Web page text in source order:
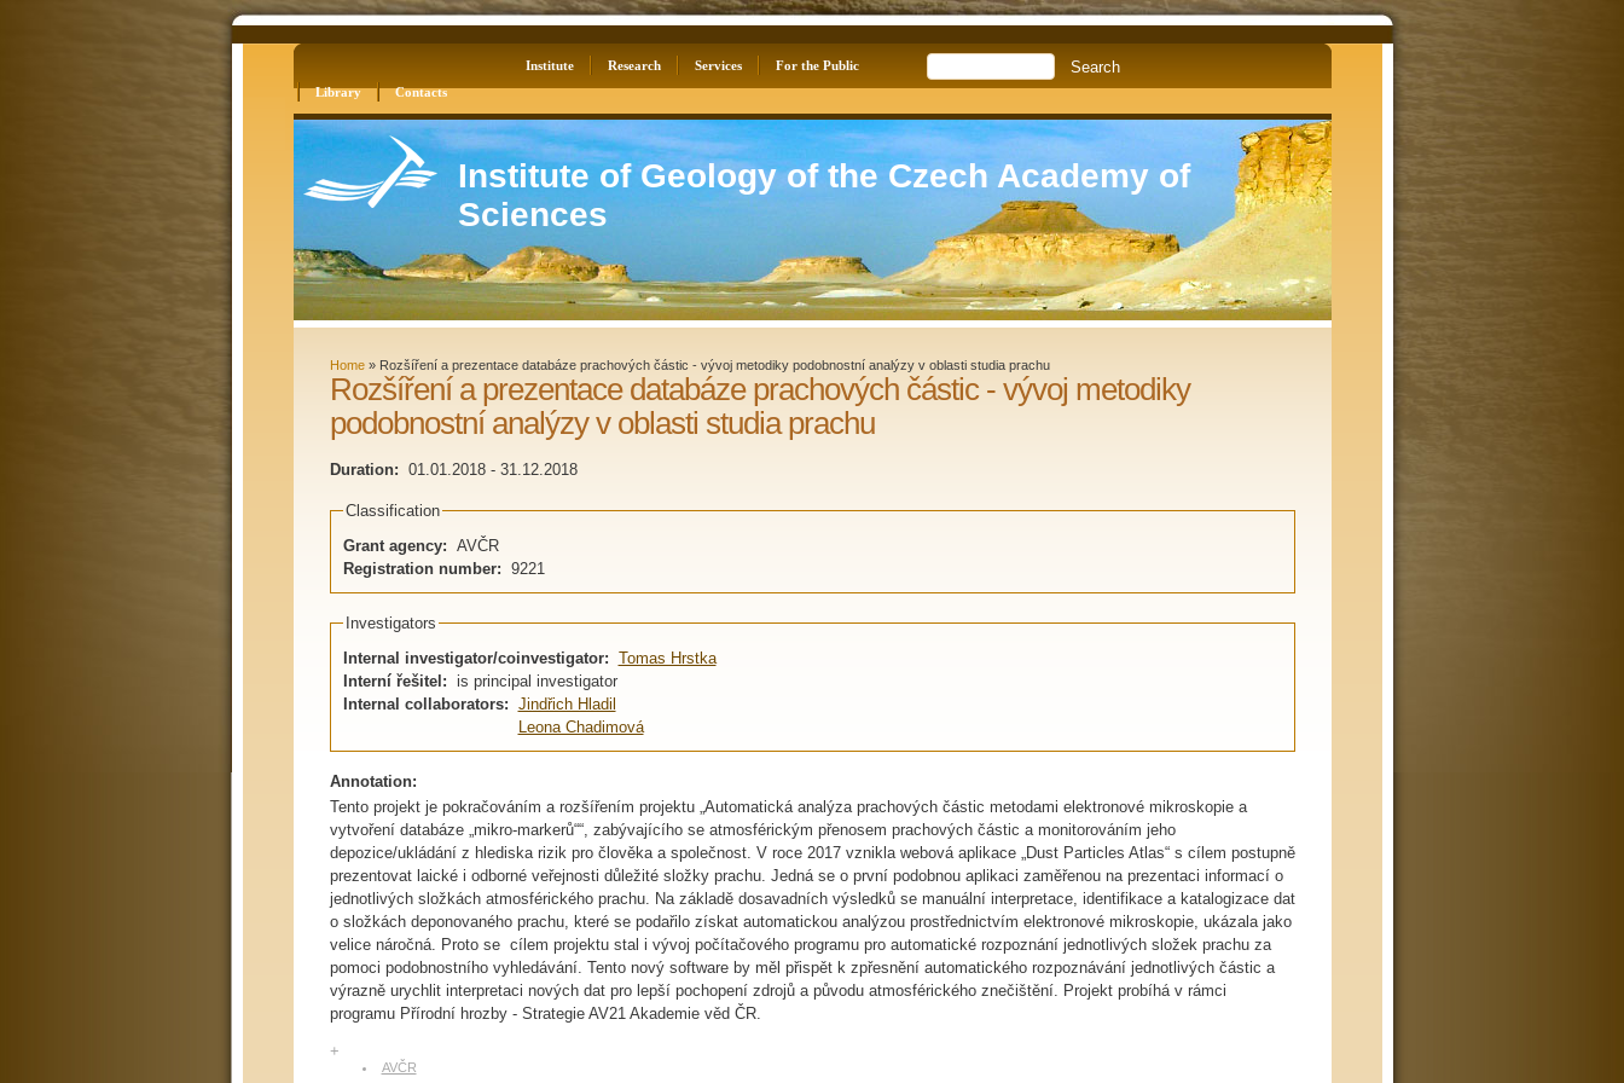
Institute Research Services
For the Public
Library
Contacts
Institute of Geology of the Czech Academy of
Sciences
Home» Rozšíření a prezentace databáze prachových částic - vývoj metodiky podobnostní analýzy v oblasti studia prachu
Rozšíření a prezentace databáze prachových částic - vývoj metodiky
podobnostní analýzy v oblasti studia prachu
Duration: 01.01.2018- 31.12.2018
Classification
Grant agency: AVČR
Registration number: 9221
Investigators
Internal investigator/coinvestigator: Tomas Hrstka
Interní řešitel: is principal investigator
Internal collaborators: Jindřich Hladil
Leona Chadimová
Annotation:
Tento projekt je pokračováním a rozšířením projektu „Automatická analýza prachových částic metodami elektronové mikroskopie a
vytvoření databáze „mikro-markerů““, zabývajícího se atmosférickým přenosem prachových částic a monitorováním jeho
depozice/ukládání z hlediska rizik pro člověka a společnost. V roce 2017 vznikla webová aplikace „Dust Particles Atlas“ s cílem postupně
prezentovat laické i odborné veřejnosti důležité složky prachu. Jedná se o první podobnou aplikaci zaměřenou na prezentaci informací o
jednotlivých složkách atmosférického prachu. Na základě dosavadních výsledků se manuální interpretace, identifikace a katalogizace dat
o složkách deponovaného prachu, které se podařilo získat automatickou analýzou prostřednictvím elektronové mikroskopie, ukázala jako
velice náročná. Proto se cílem projektu stal i vývoj počítačového programu pro automatické rozpoznání jednotlivých složek prachu za
pomoci podobnostního vyhledávání. Tento nový software by měl přispět k zpřesnění automatického rozpoznávání jednotlivých částic a
výrazně urychlit interpretaci nových dat pro lepší pochopení zdrojů a původu atmosférického znečištění. Projekt probíhá v rámci
programu Přírodní hrozby - Strategie AV21 Akademie věd ČR.
+
AVČR